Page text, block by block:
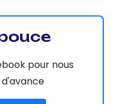
pour nous